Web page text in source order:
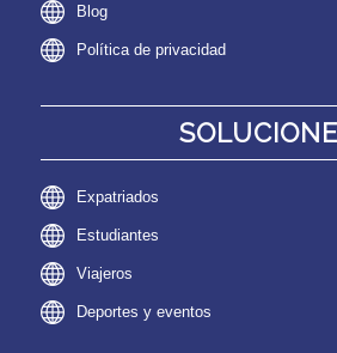
Blog
Política de privacidad
Expatriados
Estudiantes
Viajeros
Deportes y eventos